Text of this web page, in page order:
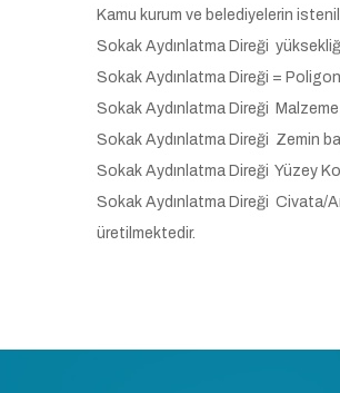
Kamu kurum ve belediyelerin
Sokak Aydınlatma Direği
Sokak Aydınlatma Direği =
Sokak Aydınlatma Direği
Sokak Aydınlatma Direği Zemin
Sokak Aydınlatma Direği Yüzey
Sokak Aydınlatma Direği Civata/
üretilmektedir.